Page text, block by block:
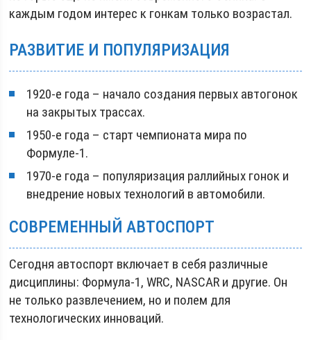
каждым годом интерес к гонкам только возрастал.
РАЗВИТИЕ И ПОПУЛЯРИЗАЦИЯ
1920-е года – начало создания первых автогонок
на закрытых трассах.
1950-е года – старт чемпионата мира по
Формуле-1.
1970-е года – популяризация раллийных гонок и
внедрение новых технологий в автомобили.
СОВРЕМЕННЫЙ АВТОСПОРТ
Сегодня автоспорт включает в себя различные
дисциплины: Формула-1, WRC, NASCAR и другие. Он
не только развлечением, но и полем для
технологических инноваций.